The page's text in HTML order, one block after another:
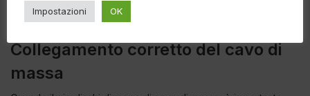
in sistemi audio contemporanei.
Collegamento corretto del cavo di
massa
Impostazioni OK